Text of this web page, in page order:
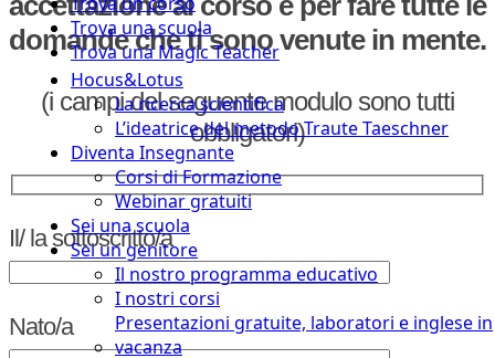
Trova una scuola
Trova una Magic Teacher
Hocus&Lotus
La ricerca scientifica
L’ideatrice del metodo Traute Taeschner
Diventa Insegnante
Corsi di Formazione
Webinar gratuiti
Sei una scuola
Sei un genitore
Il nostro programma educativo
I nostri corsi
Presentazioni gratuite, laboratori e inglese in
vacanza
domande che ti sono venute in mente.
(i campi del seguente modulo sono tutti
obbligatori)
Il/ la sottoscritto/a
Nato/a